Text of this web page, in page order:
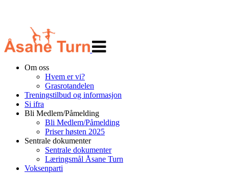
navigasjon
Om oss
Hvem er vi?
Grasrotandelen
Treningstilbud og informasjon
Si ifra
Bli Medlem/Påmelding
Bli Medlem/Påmelding
Priser høsten 2025
Sentrale dokumenter
Sentrale dokumenter
Læringsmål Åsane Turn
Voksenparti